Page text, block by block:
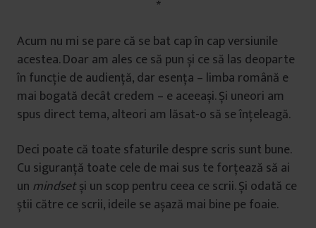
*
Acum nu mi se pare că se bat cap în cap versiunile
acestea. Doar am ales ce să pun și ce să las deoparte
în funcție de audiență, dar esența – limba română e
mai bogată decât credem – e aceeași. Și uneori am
spus direct tema, alteori am lăsat-o să se înțeleagă.
Deci poate că toate sfaturile despre scris sunt bune.
Cu siguranță toate cele de mai sus te forțează să ai
un mindsetși un scop pentru ceea ce scrii. Și odată ce
știi către ce scrii, ideile se așază mai bine pe foaie.